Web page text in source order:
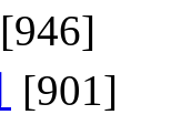
[946]
[901]